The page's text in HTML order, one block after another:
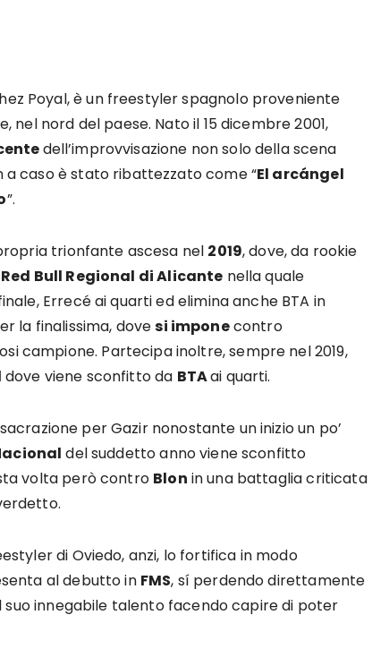
Poyal, è un freestyler spagnolo proveniente
nel nord del paese. Nato il 15 dicembre 2001,
dell’improvvisazione non solo della scena
a caso è stato ribattezzato come “El arcángel
”.
trionfante ascesa nel 2019, dove, da rookie
Red Bull Regional di Alicante nella quale
Errecé ai quarti ed elimina anche BTA in
la finalissima, dovesi imponecontro
campione. Partecipa inoltre, sempre nel 2019,
dove viene sconfitto da BTAai quarti.
per Gazir nonostante un inizio un po’
del suddetto anno viene sconfitto
volta però contro Blon in una battaglia criticata
di Oviedo, anzi, lo fortifica in modo
al debutto in FMS, sí perdendo direttamente
suo innegabile talento facendo capire di poter